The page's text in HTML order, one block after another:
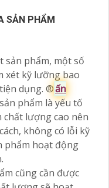
SẢN PHẨM
sản phẩm, một số
xét kỹ lưỡng bao
dụng. ®️ấn
phẩm là yếu tố
lượng cao nên
không có lỗi kỹ
phẩm hoạt động
cũng cần được